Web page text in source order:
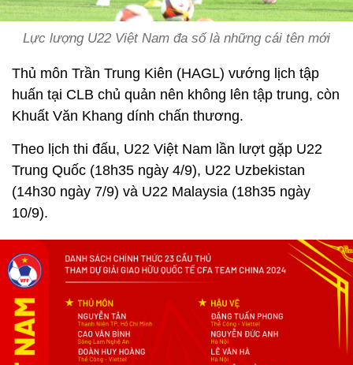
Lực lượng U22 Việt Nam đa số là những cái tên mới
Thủ môn Trần Trung Kiên (HAGL) vướng lịch tập
huấn tại CLB chủ quản nên không lên tập trung, còn
Khuất Văn Khang dính chấn thương.
Theo lịch thi đấu, U22 Việt Nam lần lượt gặp U22
Trung Quốc (18h35 ngày 4/9), U22 Uzbekistan
(14h30 ngày 7/9) và U22 Malaysia (18h35 ngày
10/9).